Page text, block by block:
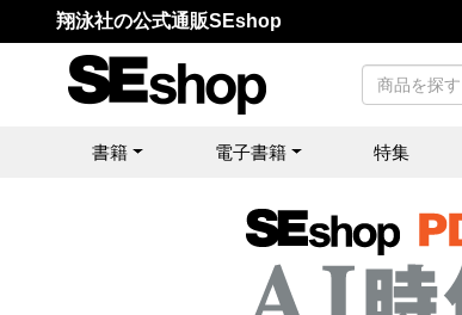
翔泳社の公式通販SEshop
書籍 電子書籍 特集